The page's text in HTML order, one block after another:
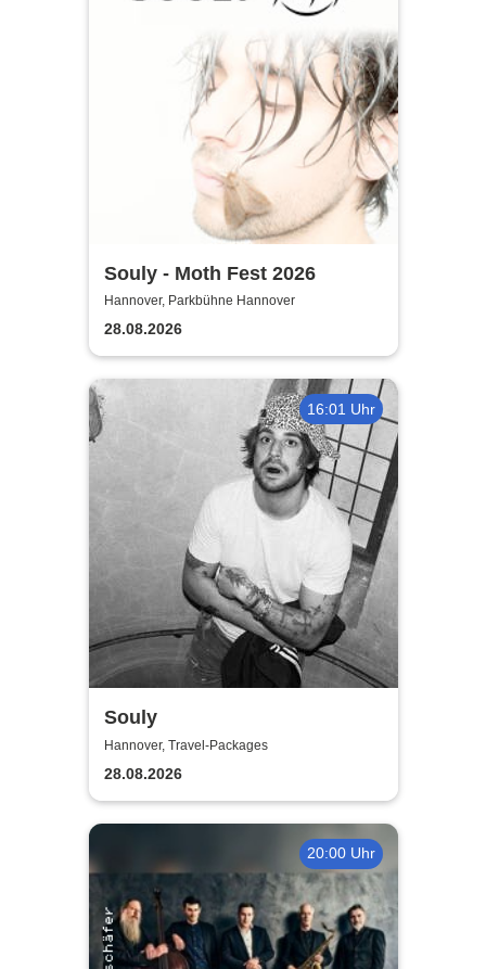
Souly - Moth Fest 2026
Hannover, Parkbühne Hannover
28.08.2026
16:01 Uhr
Souly
Hannover, Travel-Packages
28.08.2026
20:00 Uhr